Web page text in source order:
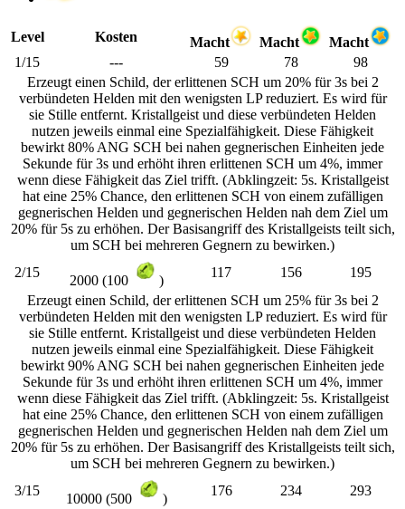
Level Kosten Macht Macht
Macht
1/15
--- 59 78
98
Erzeugt einen Schild, der erlittenen SCH um 20% für 3s bei 2
verbündeten Helden mit den wenigsten LP reduziert. Es wird für
sie Stille entfernt. Kristallgeist und diese verbündeten Helden
nutzen jeweils einmal eine Spezialfähigkeit. Diese Fähigkeit
bewirkt 80% ANG SCH bei nahen gegnerischen Einheiten jede
Sekunde für 3s und erhöht ihren erlittenen SCH um 4%, immer
wenn diese Fähigkeit das Ziel trifft. (Abklingzeit: 5s. Kristallgeist
hat eine 25% Chance, den erlittenen SCH von einem zufälligen
gegnerischen Helden und gegnerischen Helden nah dem Ziel um
20% für 5s zu erhöhen. Der Basisangriff des Kristallgeists teilt sich,
um SCH bei mehreren Gegnern zu bewirken.)
2/15
2000 (100 )
117 156
195
Erzeugt einen Schild, der erlittenen SCH um 25% für 3s bei 2
verbündeten Helden mit den wenigsten LP reduziert. Es wird für
sie Stille entfernt. Kristallgeist und diese verbündeten Helden
nutzen jeweils einmal eine Spezialfähigkeit. Diese Fähigkeit
bewirkt 90% ANG SCH bei nahen gegnerischen Einheiten jede
Sekunde für 3s und erhöht ihren erlittenen SCH um 4%, immer
wenn diese Fähigkeit das Ziel trifft. (Abklingzeit: 5s. Kristallgeist
hat eine 25% Chance, den erlittenen SCH von einem zufälligen
gegnerischen Helden und gegnerischen Helden nah dem Ziel um
20% für 5s zu erhöhen. Der Basisangriff des Kristallgeists teilt sich,
um SCH bei mehreren Gegnern zu bewirken.)
3/15
10000 (500 )
176 234
293